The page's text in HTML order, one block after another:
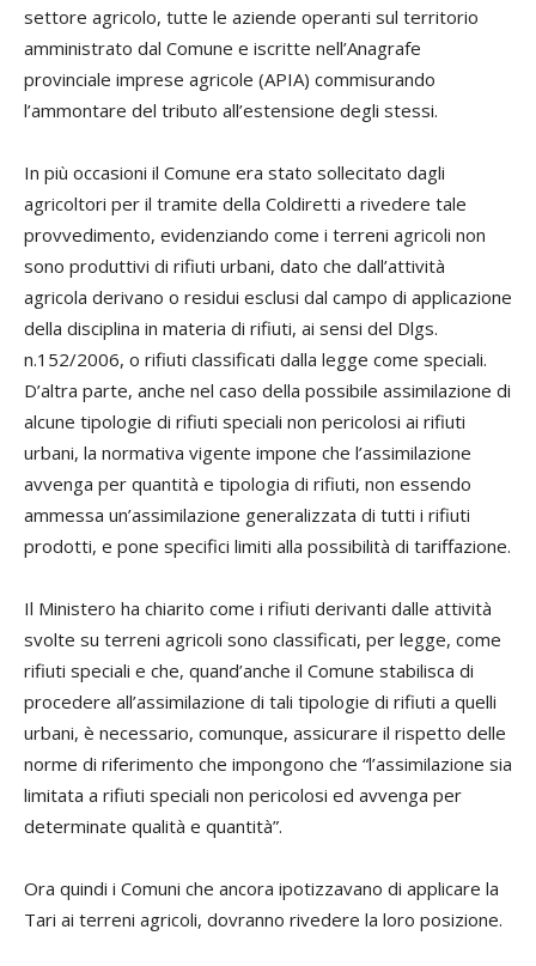
settore agricolo, tutte le aziende operanti sul territorio
amministrato dal Comune e iscritte nell’Anagrafe
provinciale imprese agricole (APIA) commisurando
l’ammontare del tributo all’estensione degli stessi.
In più occasioni il Comune era stato sollecitato dagli
agricoltori per il tramite della Coldiretti a rivedere tale
provvedimento, evidenziando come i terreni agricoli non
sono produttivi di rifiuti urbani, dato che dall’attività
agricola derivano o residui esclusi dal campo di applicazione
della disciplina in materia di rifiuti, ai sensi del Dlgs.
n.152/2006, o rifiuti classificati dalla legge come speciali.
D’altra parte, anche nel caso della possibile assimilazione di
alcune tipologie di rifiuti speciali non pericolosi ai rifiuti
urbani, la normativa vigente impone che l’assimilazione
avvenga per quantità e tipologia di rifiuti, non essendo
ammessa un’assimilazione generalizzata di tutti i rifiuti
prodotti, e pone specifici limiti alla possibilità di tariffazione.
Il Ministero ha chiarito come i rifiuti derivanti dalle attività
svolte su terreni agricoli sono classificati, per legge, come
rifiuti speciali e che, quand’anche il Comune stabilisca di
procedere all’assimilazione di tali tipologie di rifiuti a quelli
urbani, è necessario, comunque, assicurare il rispetto delle
norme di riferimento che impongono che “l’assimilazione sia
limitata a rifiuti speciali non pericolosi ed avvenga per
determinate qualità e quantità”.
Ora quindi i Comuni che ancora ipotizzavano di applicare la
Tari ai terreni agricoli, dovranno rivedere la loro posizione.